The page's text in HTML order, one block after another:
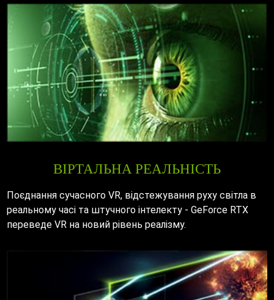
ВІРТАЛЬНА РЕАЛЬНІСТЬ
Поєднання сучасного VR, відстежування руху світла в
реальному часі та штучного інтелекту - GeForce RTX
переведе VR на новий рівень реалізму.